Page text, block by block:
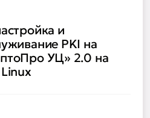
и
PKI на
УЦ» 2.0 на